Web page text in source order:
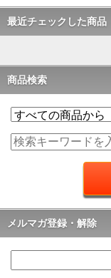
最近チェックした商品
商品検索
メルマガ登録・解除